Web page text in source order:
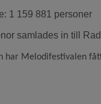
1 159 881 personer
samlades in till
har Melodifestivalen